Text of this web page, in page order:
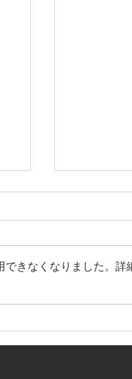
🎍今年の
できなくなりました。